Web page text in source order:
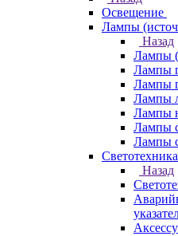
Освещение
Лампы
Назад
Лампы
Лампы
Лампы
Лампы
Лампы
Лампы
Лампы
Светотехника
Назад